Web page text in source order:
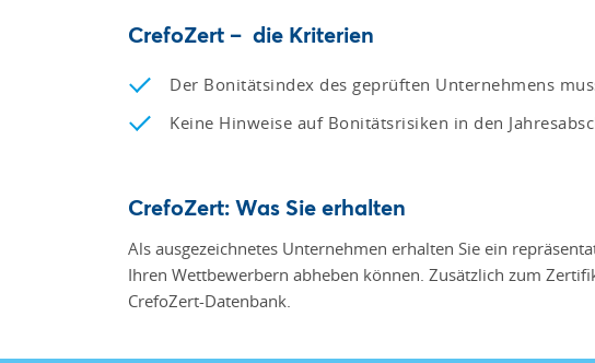
CrefoZert – die Kriterien
Der Bonitätsindex des geprüften Unternehmens
Keine Hinweise auf Bonitätsrisiken in den
CrefoZert: Was Sie erhalten
Als ausgezeichnetes Unternehmen erhalten Sie ein
Ihren Wettbewerbern abheben können. Zusätzlich zum
CrefoZert-Datenbank.